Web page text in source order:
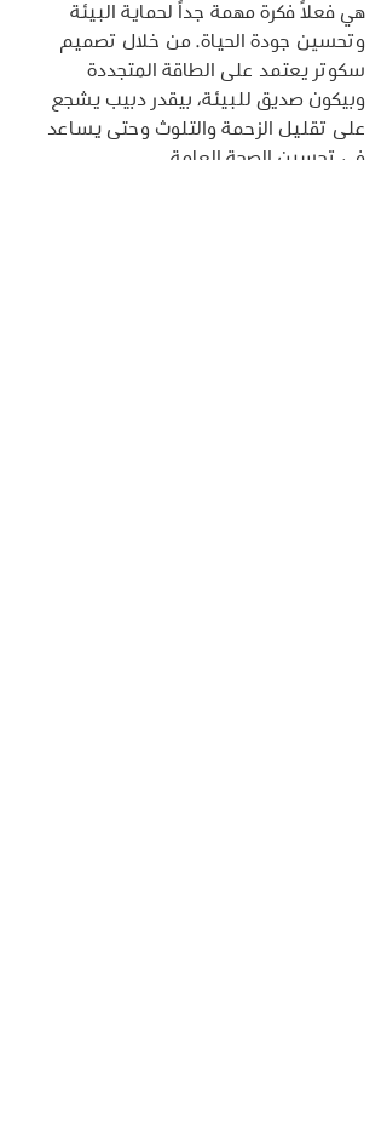
هي فعلاً فكرة مهمة جداً لحماية البيئة
وتحسين جودة الحياة. من خلال تصميم
سكوتر يعتمد على الطاقة المتجددة
وبيكون صديق للبيئة، بيقدر دبيب يشجع
على تقليل الزحمة والتلوث وحتى يساعد
في تحسين الصحة العامة.